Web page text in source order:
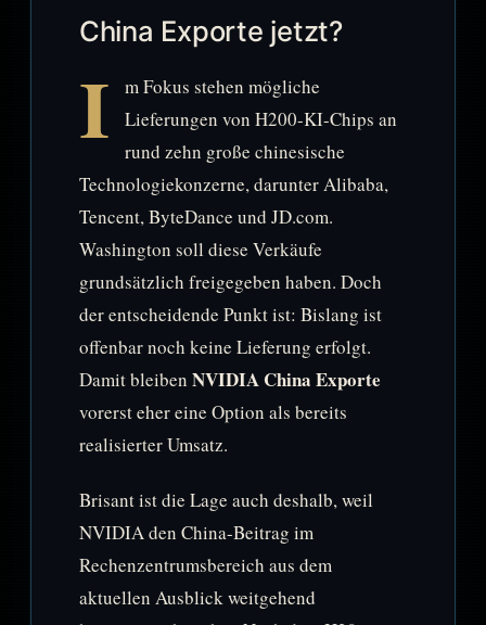
China Exporte jetzt?
I
m Fokus stehen mögliche
Lieferungen von H200-KI-Chips an
rund zehn große chinesische
Technologiekonzerne, darunter Alibaba,
Tencent, ByteDance und JD.com.
Washington soll diese Verkäufe
grundsätzlich freigegeben haben. Doch
der entscheidende Punkt ist: Bislang ist
offenbar noch keine Lieferung erfolgt.
Damit bleiben NVIDIA China Exporte
vorerst eher eine Option als bereits
realisierter Umsatz.
Brisant ist die Lage auch deshalb, weil
NVIDIA den China-Beitrag im
Rechenzentrumsbereich aus dem
aktuellen Ausblick weitgehend